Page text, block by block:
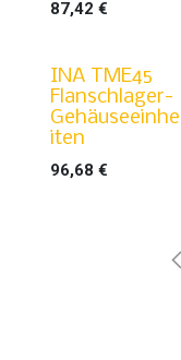
87,42 €
INA TME45
Flanschlager-
Gehäuseeinhe
iten
96,68 €